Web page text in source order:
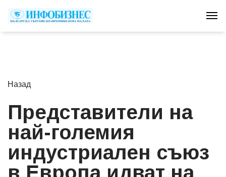
Назад
Представители на
най-големия
индустриален съюз
в Европа идват на